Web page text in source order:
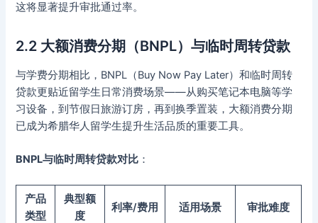
这将显著提升审批通过率。
2.2 大额消费分期（BNPL）与临时周转贷款
与学费分期相比，BNPL（Buy Now Pay Later）和临时周转
贷款更贴近留学生日常消费场景——从购买笔记本电脑等学
习设备，到节假日旅游订房，再到换季置装，大额消费分期
已成为希腊华人留学生提升生活品质的重要工具。
BNPL与临时周转贷款对比 ：
产品
类型
典型额
度
利率/费用 适用场景 审批难度